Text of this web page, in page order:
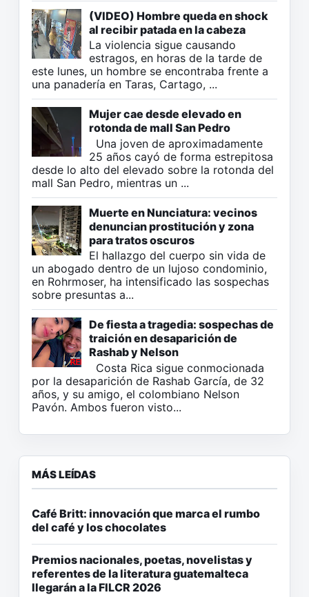
(VIDEO) Hombre queda en shock
al recibir patada en la cabeza
La violencia sigue causando
estragos, en horas de la tarde de
este lunes, un hombre se encontraba frente a
una panadería en Taras, Cartago, ...
Mujer cae desde elevado en
rotonda de mall San Pedro
Una joven de aproximadamente
25 años cayó de forma estrepitosa
desde lo alto del elevado sobre la rotonda del
mall San Pedro, mientras un ...
Muerte en Nunciatura: vecinos
denuncian prostitución y zona
para tratos oscuros
El hallazgo del cuerpo sin vida de
un abogado dentro de un lujoso condominio,
en Rohrmoser, ha intensificado las sospechas
sobre presuntas a...
De fiesta a tragedia: sospechas de
traición en desaparición de
Rashab y Nelson
Costa Rica sigue conmocionada
por la desaparición de Rashab García, de 32
años, y su amigo, el colombiano Nelson
Pavón. Ambos fueron visto...
MÁS LEÍDAS
Café Britt: innovación que marca el rumbo
del café y los chocolates
Premios nacionales, poetas, novelistas y
referentes de la literatura guatemalteca
llegarán a la FILCR 2026